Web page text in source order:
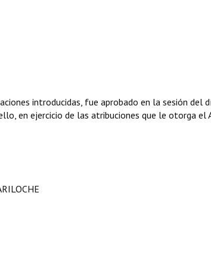
introducidas, fue aprobado en la sesión del
en ejercicio de las atribuciones que le otorga el